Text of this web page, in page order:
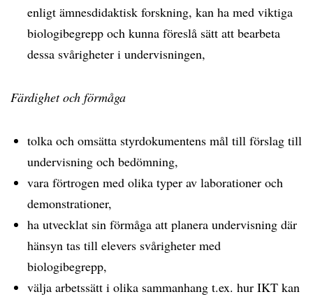
enligt ämnesdidaktisk forskning, kan ha med viktiga
biologibegrepp och kunna föreslå sätt att bearbeta
dessa svårigheter i undervisningen,
Färdighet och förmåga
tolka och omsätta styrdokumentens mål till förslag till
undervisning och bedömning,
vara förtrogen med olika typer av laborationer och
demonstrationer,
ha utvecklat sin förmåga att planera undervisning där
hänsyn tas till elevers svårigheter med
biologibegrepp,
välja arbetssätt i olika sammanhang t.ex. hur IKT kan